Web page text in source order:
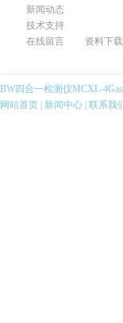
新闻动态
技术支持
在线留言
资料下载
BW四合一检测仪MCXL-
网站首页
新闻中心 联系我